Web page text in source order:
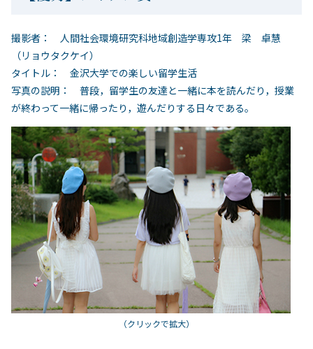
撮影者： 人間社会環境研究科地域創造学専攻1年 梁 卓慧
（リョウタクケイ）
タイトル： 金沢大学での楽しい留学生活
写真の説明： 普段，留学生の友達と一緒に本を読んだり，授業
が終わって一緒に帰ったり，遊んだりする日々である。
（クリックで拡大）